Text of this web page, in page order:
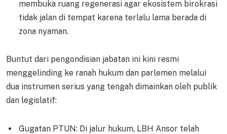
membuka ruang regenerasi agar ekosistem birokrasi
tidak jalan di tempat karena terlalu lama berada di
zona nyaman.
Buntut dari pengondisian jabatan ini kini resmi
menggelinding ke ranah hukum dan parlemen melalui
dua instrumen serius yang tengah dimainkan oleh publik
dan legislatif:
Gugatan PTUN: Di jalur hukum, LBH Ansor telah